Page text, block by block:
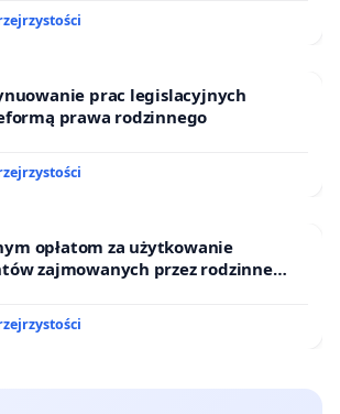
prac legislacyjnych
prawa rodzinnego
opłatom za użytkowanie
zajmowanych przez rodzinne